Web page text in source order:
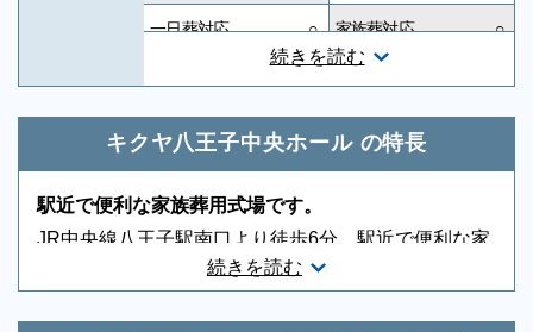
続きを読む
一日葬対応 ○ 家族葬対応 ○
友人葬対応 ○ 社葬対応 ○
音響、照明設備 ○
親族控室 ○ 宗教者控室 ○
キクヤ八王子中央ホール の特長
続きを読む
駅近で便利な家族葬用式場です。
JR中央線八王子駅南口より徒歩6分、駅近で便利な家
族葬用式場です。遠方のご親戚も集まりやすい立地